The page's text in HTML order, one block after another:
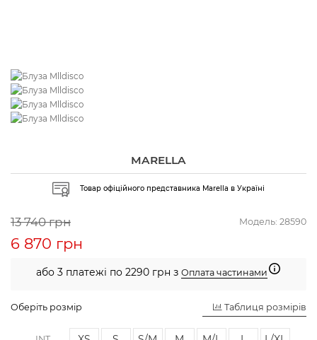
MARELLA
Товар офіційного представника Marella в Україні
Модель: 28590
13 740 грн
6 870 грн
або 3 платежі по 2290 грн з Оплата частинами
Оберіть розмір Таблиця розмірів